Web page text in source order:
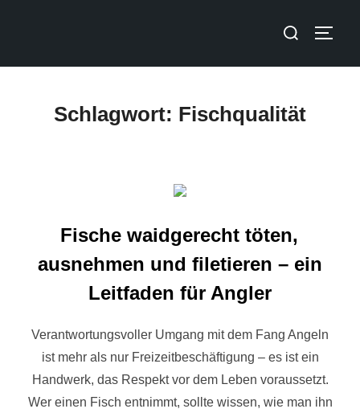
Schlagwort: Fischqualität
Fische waidgerecht töten,
ausnehmen und filetieren – ein
Leitfaden für Angler
Verantwortungsvoller Umgang mit dem Fang Angeln
ist mehr als nur Freizeitbeschäftigung – es ist ein
Handwerk, das Respekt vor dem Leben voraussetzt.
Wer einen Fisch entnimmt, sollte wissen, wie man ihn